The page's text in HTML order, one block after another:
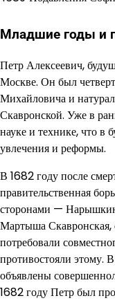
Младшие годы и
Петр Алексеевич,
Москве. Он был
Михайловича и
Скавронской. Уже в
науке и технике, что в
увлечения и реформы.
В 1682 году после
правительственная
сторонами —
Мартыша Скавронская,
потребовали
противостояли этому.
объявлены
1682 году Петр был